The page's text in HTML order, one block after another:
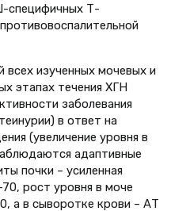
специфичных Т-
всех изученных мочевых и
этапах течения ХГН
заболевания
в ответ на
(увеличение уровня в
адаптивные
почки – усиленная
рост уровня в моче
а в сыворотке крови – АТ